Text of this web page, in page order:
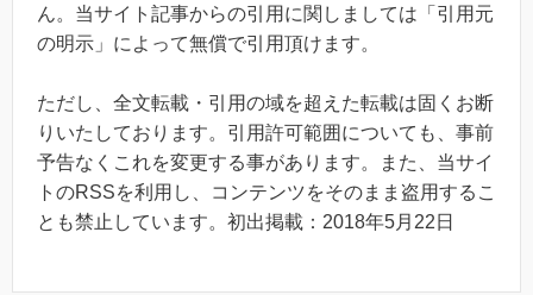
ん。当サイト記事からの引用に関しましては「引用元
の明示」によって無償で引用頂けます。
ただし、全文転載・引用の域を超えた転載は固くお断
りいたしております。引用許可範囲についても、事前
予告なくこれを変更する事があります。また、当サイ
トのRSSを利用し、コンテンツをそのまま盗用するこ
とも禁止しています。初出掲載：2018年5月22日